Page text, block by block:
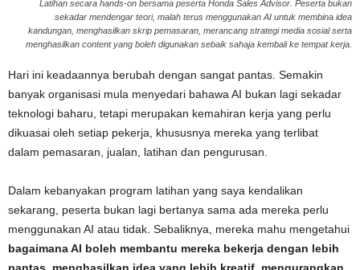
Latihan secara hands-on bersama peserta Honda Sales Advisor. Peserta bukan
sekadar mendengar teori, malah terus menggunakan AI untuk membina idea
kandungan, menghasilkan skrip pemasaran, merancang strategi media sosial serta
menghasilkan content yang boleh digunakan sebaik sahaja kembali ke tempat kerja.
Hari ini keadaannya berubah dengan sangat pantas. Semakin
banyak organisasi mula menyedari bahawa AI bukan lagi sekadar
teknologi baharu, tetapi merupakan kemahiran kerja yang perlu
dikuasai oleh setiap pekerja, khususnya mereka yang terlibat
dalam pemasaran, jualan, latihan dan pengurusan.
Dalam kebanyakan program latihan yang saya kendalikan
sekarang, peserta bukan lagi bertanya sama ada mereka perlu
menggunakan AI atau tidak. Sebaliknya, mereka mahu mengetahui
bagaimana AI boleh membantu mereka bekerja dengan lebih